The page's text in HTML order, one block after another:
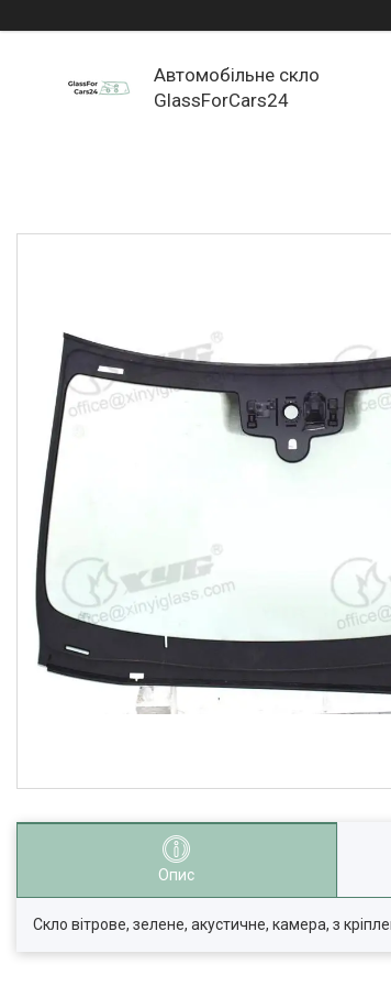
Автомобільне скло
GlassForCars24
Опис
Скло вітрове, зелене, акустичне, камера, з